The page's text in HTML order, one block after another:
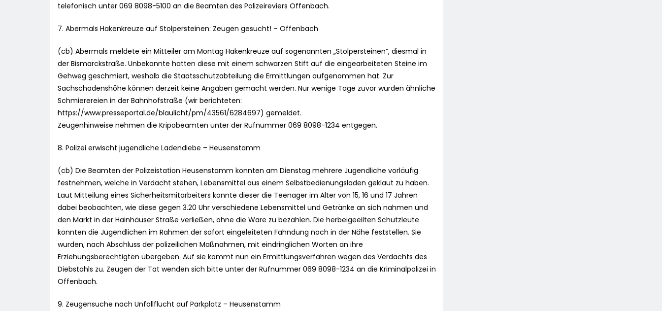
telefonisch unter 069 8098-5100 an die Beamten des Polizeireviers Offenbach.
7. Abermals Hakenkreuze auf Stolpersteinen: Zeugen gesucht! – Offenbach
(cb) Abermals meldete ein Mitteiler am Montag Hakenkreuze auf sogenannten „Stolpersteinen“, diesmal in
der Bismarckstraße. Unbekannte hatten diese mit einem schwarzen Stift auf die eingearbeiteten Steine im
Gehweg geschmiert, weshalb die Staatsschutzabteilung die Ermittlungen aufgenommen hat. Zur
Sachschadenshöhe können derzeit keine Angaben gemacht werden. Nur wenige Tage zuvor wurden ähnliche
Schmierereien in der Bahnhofstraße (wir berichteten:
https://www.presseportal.de/blaulicht/pm/43561/6284697) gemeldet.
Zeugenhinweise nehmen die Kripobeamten unter der Rufnummer 069 8098-1234 entgegen.
8. Polizei erwischt jugendliche Ladendiebe – Heusenstamm
(cb) Die Beamten der Polizeistation Heusenstamm konnten am Dienstag mehrere Jugendliche vorläufig
festnehmen, welche in Verdacht stehen, Lebensmittel aus einem Selbstbedienungsladen geklaut zu haben.
Laut Mitteilung eines Sicherheitsmitarbeiters konnte dieser die Teenager im Alter von 15, 16 und 17 Jahren
dabei beobachten, wie diese gegen 3.20 Uhr verschiedene Lebensmittel und Getränke an sich nahmen und
den Markt in der Hainhäuser Straße verließen, ohne die Ware zu bezahlen. Die herbeigeeilten Schutzleute
konnten die Jugendlichen im Rahmen der sofort eingeleiteten Fahndung noch in der Nähe feststellen. Sie
wurden, nach Abschluss der polizeilichen Maßnahmen, mit eindringlichen Worten an ihre
Erziehungsberechtigten übergeben. Auf sie kommt nun ein Ermittlungsverfahren wegen des Verdachts des
Diebstahls zu. Zeugen der Tat wenden sich bitte unter der Rufnummer 069 8098-1234 an die Kriminalpolizei in
Offenbach.
9. Zeugensuche nach Unfallflucht auf Parkplatz – Heusenstamm